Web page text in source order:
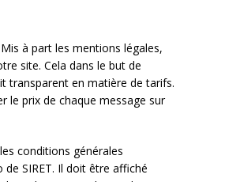
à part les mentions légales,
site. Cela dans le but de
transparent en matière de tarifs.
le prix de chaque message sur
conditions générales
SIRET. Il doit être affiché